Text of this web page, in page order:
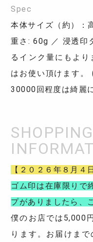
Spec
本体サイズ（約）：
重さ: 60g ／ 浸透印
るインク量にもよ
はお使い頂けます。
30000回程度は綺麗
【２０２６年８月４
ゴム印は在庫限りで
プがありましたら、
僕のお店では5,000
ります。お届けま